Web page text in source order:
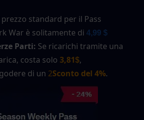
prezzo standard per il Pass
War è solitamente di 4,99 $
Parti: Se ricarichi tramite una
costa solo 3,81$,
di un 2Sconto del 4%.